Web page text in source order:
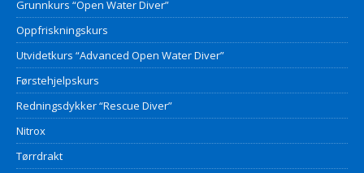
Grunnkurs “Open Water Diver”
Oppfriskningskurs
Utvidetkurs “Advanced Open Water Diver”
Førstehjelpskurs
Redningsdykker “Rescue Diver”
Nitrox
Tørrdrakt